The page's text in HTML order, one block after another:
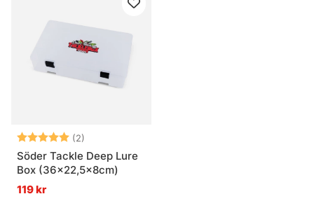
Betyg: (2)
Söder Tackle Deep Lure
Box (36x22,5x8cm)
119 kr